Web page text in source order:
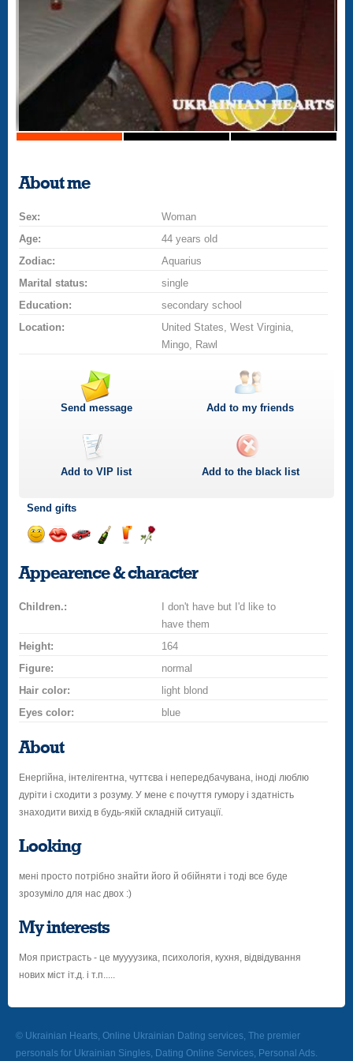
About me
Sex:
Woman
Age:
44 years old
Zodiac:
Aquarius
Marital status:
single
Education:
secondary school
Location:
United States, West Virginia,
Mingo, Rawl
Send message Add to my friends
Add toVIP list Add to the black list
Send gifts
smile
a
champagne
drinkflower
Appearence & character
Children.:
I don't have but I'd like to
have them
Height:
164
Figure:
normal
Hair color:
light blond
Eyes color:
blue
About
Енергійна, інтелігентна, чуттєва і непередбачувана, іноді люблю
дуріти і сходити з розуму. У мене є почуття гумору і здатність
знаходити вихід в будь-якій складній ситуації.
Looking
мені просто потрібно знайти його й обійняти і тоді все буде
зрозуміло для нас двох :)
My interests
Моя пристрасть - це муууузика, психологія, кухня, відвідування
нових міст іт.д. і т.п.....
© Ukrainian Hearts, Online Ukrainian Dating services, The premier
personals for Ukrainian Singles, Dating Online Services, Personal Ads.